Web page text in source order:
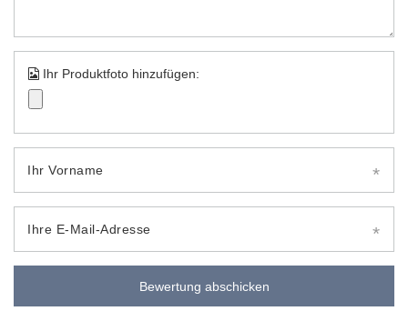
Ihr Produktfoto hinzufügen:
Ihr Vorname
Ihre E-Mail-Adresse
Bewertung abschicken